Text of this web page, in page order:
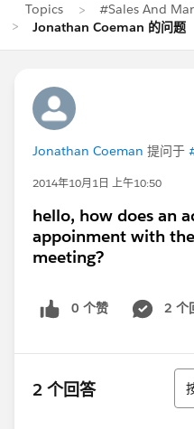
Topics
#Sales And
Jonathan Coeman 的问题
Jonathan Coeman 提问于
2014年10月1日 上午10:50
hello, how does an
appoinment with
meeting?
0 个赞 2 个
2 个回答